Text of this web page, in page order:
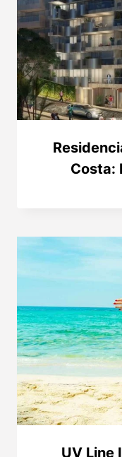
Costa:
UV Line